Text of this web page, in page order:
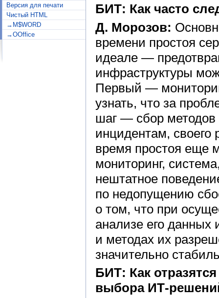
Версия для печати
Чистый HTML
→M$WORD
→OOffice
БИТ: Как часто
Д. Морозов:
времени простоя
идеале —
инфраструктуры
Первый —
узнать, что за
шаг — сбор
инцидентам, своего
время простоя еще
мониторинг,
нештатное
по недопущению
о том, что при
анализе его
и методах их
значительно
БИТ: Как
выбора ИТ-